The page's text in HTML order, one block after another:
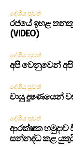
දේශීය පුවත්
රජයේ ඉහළ
(VIDEO)
දේශීය පුවත්
අපි වෙනුවෙන් අපි
දේශීය පුවත්
වායු දූෂණයෙන්
දේශීය පුවත්
ආරක්ෂක හමුදාව
සන්නද්ධ කළ යුතුයි